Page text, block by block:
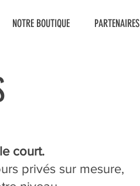
NOTRE BOUTIQUE PARTENAIRES
court.
privés sur mesure,